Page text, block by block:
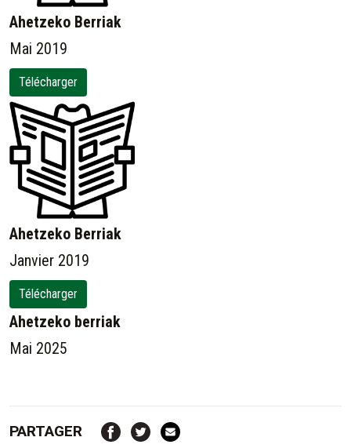
Ahetzeko Berriak
Mai 2019
Télécharger
Ahetzeko Berriak
Janvier 2019
Télécharger
Ahetzeko berriak
Mai 2025
PARTAGER